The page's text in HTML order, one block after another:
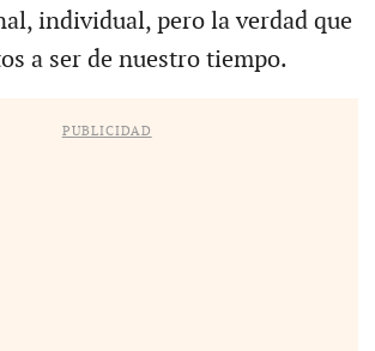
individual, pero la verdad que
a ser de nuestro tiempo.
PUBLICIDAD